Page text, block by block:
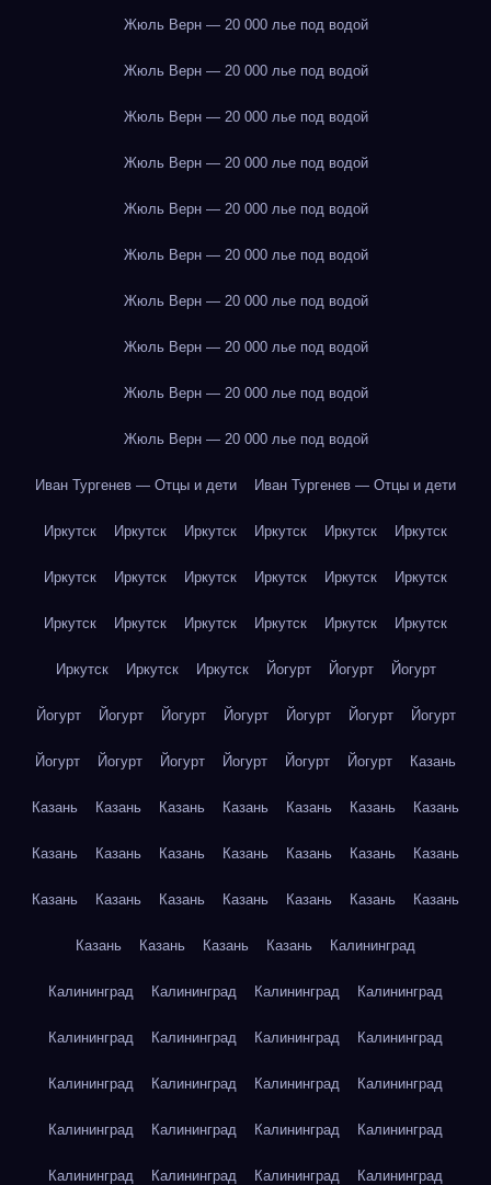
Жюль Верн — 20 000 лье под водой
Жюль Верн — 20 000 лье под водой
Жюль Верн — 20 000 лье под водой
Жюль Верн — 20 000 лье под водой
Жюль Верн — 20 000 лье под водой
Жюль Верн — 20 000 лье под водой
Жюль Верн — 20 000 лье под водой
Жюль Верн — 20 000 лье под водой
Жюль Верн — 20 000 лье под водой
Жюль Верн — 20 000 лье под водой
Иван Тургенев — Отцы и дети Иван Тургенев — Отцы и дети
Иркутск Иркутск Иркутск Иркутск Иркутск Иркутск
Иркутск Иркутск Иркутск Иркутск Иркутск Иркутск
Иркутск Иркутск Иркутск Иркутск Иркутск Иркутск
Иркутск Иркутск Иркутск Йогурт Йогурт Йогурт
Йогурт Йогурт Йогурт Йогурт Йогурт Йогурт Йогурт
Йогурт Йогурт Йогурт Йогурт Йогурт Йогурт Казань
Казань Казань Казань Казань Казань Казань Казань
Казань Казань Казань Казань Казань Казань Казань
Казань Казань Казань Казань Казань Казань Казань
Казань Казань Казань Казань Калининград
Калининград Калининград Калининград Калининград
Калининград Калининград Калининград Калининград
Калининград Калининград Калининград Калининград
Калининград Калининград Калининград Калининград
Калининград Калининград Калининград Калининград